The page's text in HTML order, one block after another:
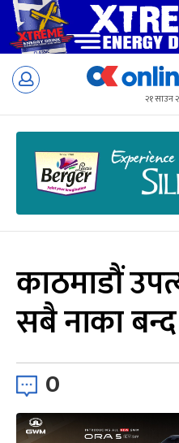
Skip
२१ साउन
काठमाडौं
सबै नाका बन्द
0